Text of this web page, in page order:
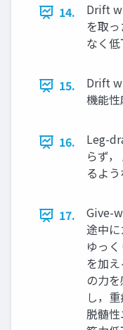
14.
Drift
を取
なく
15.
Drift
機能
16.
Leg-
らず
るよ
17.
Give-
途中
ゆっ
を加
の力
し，
脱髄